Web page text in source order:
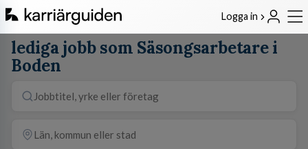
Logga in
lediga jobb som Säsongsarbetare i
Boden